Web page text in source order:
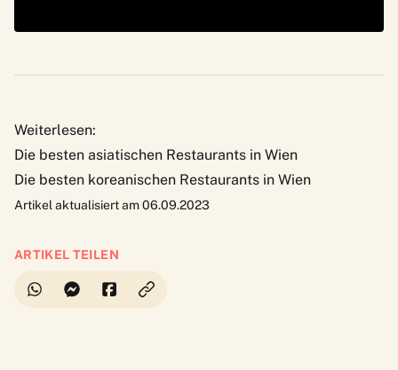
Weiterlesen:
Die besten asiatischen Restaurants in Wien
Die besten koreanischen Restaurants in Wien
Artikel aktualisiert am 06.09.2023
ARTIKEL TEILEN